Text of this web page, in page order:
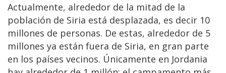
Actualmente, alrededor de la mitad de la
población de Siria está desplazada, es decir 10
millones de personas. De estas, alrededor de 5
millones ya están fuera de Siria, en gran parte
en los países vecinos. Únicamente en Jordania